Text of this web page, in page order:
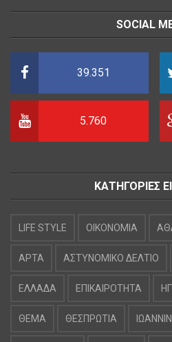
SOCIAL
39.351
5.760
ΚΑΤΗΓΟΡΙΕΣ
LIFE STYLE OIKONOMIA
ΑΡΤΑ ΑΣΤΥΝΟΜΙΚΟ ΔΕΛΤΙΟ
ΕΛΛΑΔΑ ΕΠΙΚΑΙΡΟΤΗΤΑ
ΘΕΜΑ ΘΕΣΠΡΩΤΙΑ